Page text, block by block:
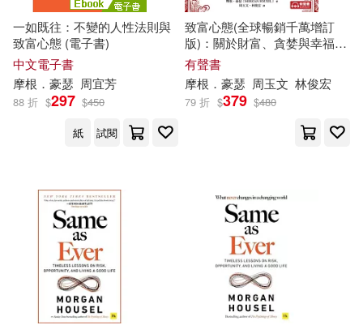
一如既往：不變的人性法則與
致富心態 (電子書)
中文電子書
摩根．豪瑟 周宜芳
88 折 $297 $450
紙
試閱
致富心態(全球暢銷千萬增訂
版)：關於財富、貪婪與幸福的
20堂理財課 (有聲書)
有聲書
摩根．豪瑟 周玉文 林俊宏
79 折 $379 $480